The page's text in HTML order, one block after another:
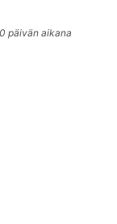
päivän aikana